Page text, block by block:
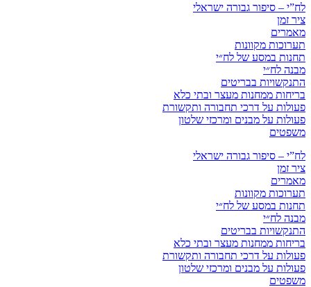
לח”י – סיפור גבורה ישראלי
ציר זמן
מאמרים
תערוכות מקוונות
תחנות במסע של לח״י
מבנה לח״י
התנקשויות בבריטים
בריחות ממחנות מעצר ובתי כלא
פעולות על דרכי תחבורה ותקשורת
פעולות על מבנים ומרכזי שלטון
משפטים
לח”י – סיפור גבורה ישראלי
ציר זמן
מאמרים
תערוכות מקוונות
תחנות במסע של לח״י
מבנה לח״י
התנקשויות בבריטים
בריחות ממחנות מעצר ובתי כלא
פעולות על דרכי תחבורה ותקשורת
פעולות על מבנים ומרכזי שלטון
משפטים